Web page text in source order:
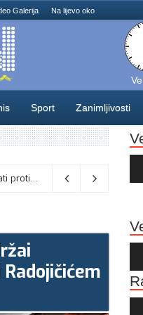
Galerija Na lijevo oko
Sport Zanimljivosti
Odlične vijesti za naše košarkaše! Nijedan NBA igrač iz Litvanije ne želi igrati protiv BiH 08/08/2026